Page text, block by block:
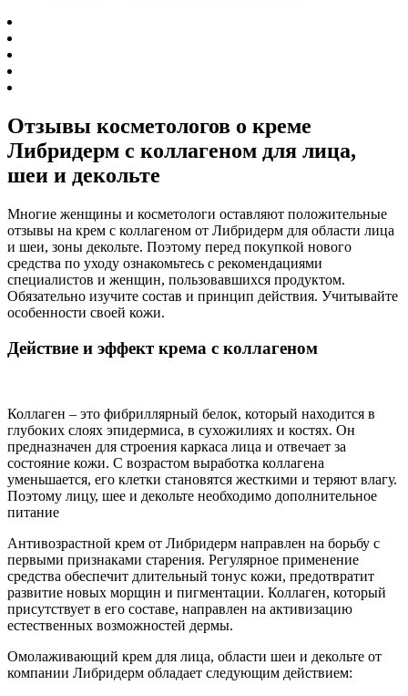
Отзывы косметологов о креме
Либридерм с коллагеном для лица,
шеи и декольте
Многие женщины и косметологи оставляют положительные
отзывы на крем с коллагеном от Либридерм для области лица
и шеи, зоны декольте. Поэтому перед покупкой нового
средства по уходу ознакомьтесь с рекомендациями
специалистов и женщин, пользовавшихся продуктом.
Обязательно изучите состав и принцип действия. Учитывайте
особенности своей кожи.
Действие и эффект крема с коллагеном
Коллаген – это фибриллярный белок, который находится в
глубоких слоях эпидермиса, в сухожилиях и костях. Он
предназначен для строения каркаса лица и отвечает за
состояние кожи. С возрастом выработка коллагена
уменьшается, его клетки становятся жесткими и теряют влагу.
Поэтому лицу, шее и декольте необходимо дополнительное
питание
Антивозрастной крем от Либридерм направлен на борьбу с
первыми признаками старения. Регулярное применение
средства обеспечит длительный тонус кожи, предотвратит
развитие новых морщин и пигментации. Коллаген, который
присутствует в его составе, направлен на активизацию
естественных возможностей дермы.
Омолаживающий крем для лица, области шеи и декольте от
компании Либридерм обладает следующим действием: